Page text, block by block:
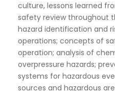
culture, lessons learned
safety review throughout
hazard identification and
operations; concepts of
operation; analysis of
overpressure hazards;
systems for hazardous
sources and hazardous